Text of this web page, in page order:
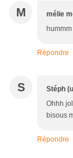
M mélie
Répondre
S Stéph
Ohhh
bisous
Répondre